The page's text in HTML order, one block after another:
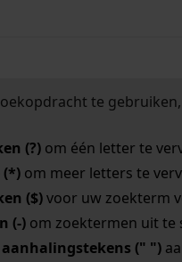
te
(?)om één letter te
om meer letters te
($)voor uw zoekterm
(-)om zoektermen uit te
aanhalingstekens (" ")